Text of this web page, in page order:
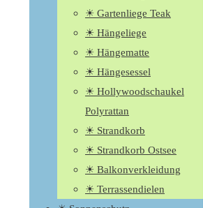
☀ Gartenliege Teak
☀ Hängeliege
☀ Hängematte
☀ Hängesessel
☀ Hollywoodschaukel
Polyrattan
☀ Strandkorb
☀ Strandkorb Ostsee
☀ Balkonverkleidung
☀ Terrassendielen